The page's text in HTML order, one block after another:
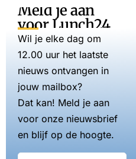
Meld je aan
voor Lunch24
Wil je elke dag om
12.00 uur het laatste
nieuws ontvangen in
jouw mailbox?
Dat kan! Meld je aan
voor onze nieuwsbrief
en blijf op de hoogte.